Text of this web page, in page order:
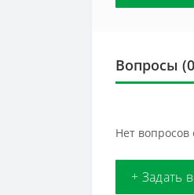
Вопросы
Нет вопросов
+ Задать